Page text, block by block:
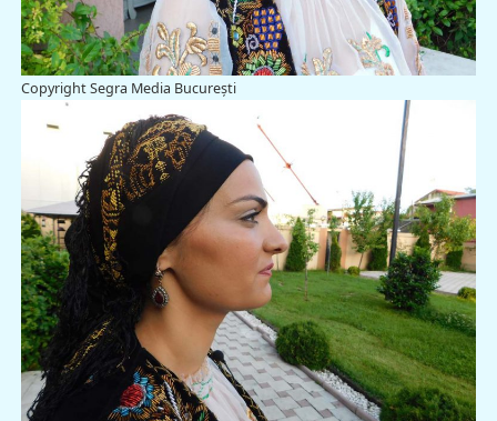
Copyright Segra Media București